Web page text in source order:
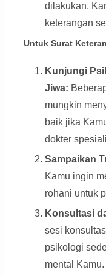
dilakukan,
keterangan
Untuk Surat
Kunjungi
Jiwa:
mungkin
baik jika
dokter
Sampaikan
Kamu ingin
rohani untuk
Konsultasi
sesi
psikologi
mental Kamu.